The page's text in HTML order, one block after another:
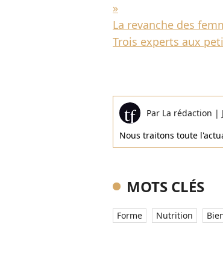
»
La revanche des
Trois experts aux
Par La rédaction |
Nous traitons toute
MOTS CLÉS
Forme Nutrition